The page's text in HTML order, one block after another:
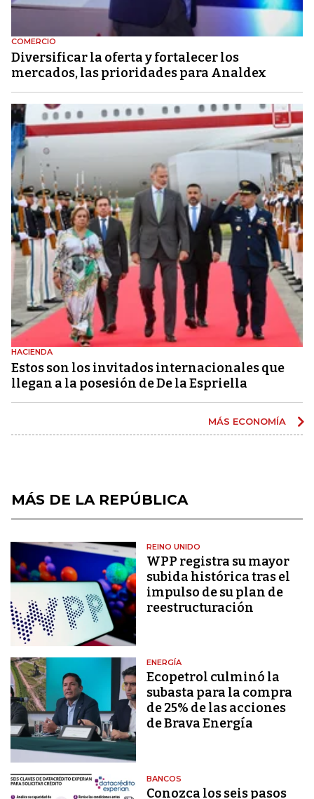
COMERCIO
Diversificar la oferta y fortalecer los
mercados, las prioridades para Analdex
HACIENDA
Estos son los invitados internacionales que
llegan a la posesión de De la Espriella
MÁS ECONOMÍA
MÁS DE LA REPÚBLICA
REINO UNIDO
WPP registra su mayor
subida histórica tras el
impulso de su plan de
reestructuración
ENERGÍA
Ecopetrol culminó la
subasta para la compra
de 25% de las acciones
de Brava Energía
BANCOS
Conozca los seis pasos